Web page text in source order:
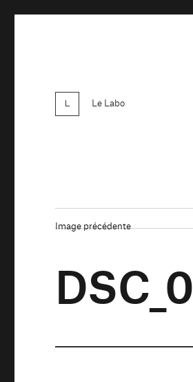
Le Labo
Image précédente